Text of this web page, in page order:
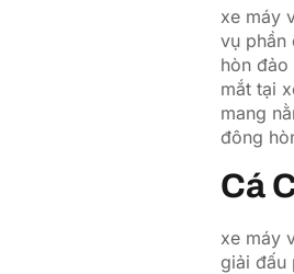
xe máy
vụ phần
hòn đảo
mắt tại
mang
đông
Cá